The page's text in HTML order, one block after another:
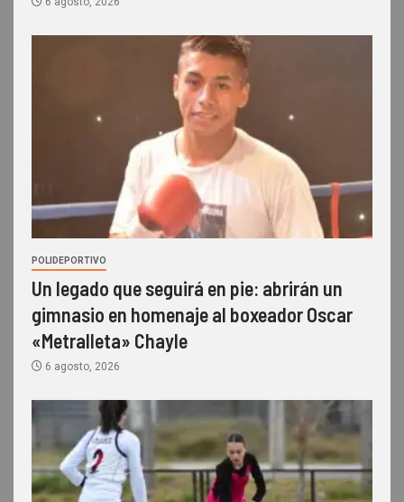
POLIDEPORTIVO
Un legado que seguirá en pie: abrirán un
gimnasio en homenaje al boxeador Oscar
«Metralleta» Chayle
6 agosto, 2026